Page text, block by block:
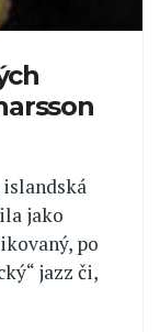
jako
po
jazz či,